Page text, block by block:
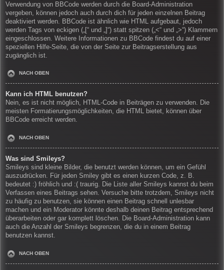
Verwendung von BBCode werden durch die Board-Administration
vergeben, können jedoch auch durch dich für jeden einzelnen Beitrag
deaktiviert werden. BBCode ist ähnlich wie HTML aufgebaut, jedoch
werden Tags von eckigen („[“ und „]“) statt spitzen („<“ und „>“) Klammern
eingeschlossen. Weitere Informationen zu BBCode findest du auf einer
speziellen Hilfe-Seite, die von der Seite zur Beitragserstellung aus
zugänglich ist.
NACH OBEN
Kann ich HTML benutzen?
Nein, es ist nicht möglich, HTML-Code in Beiträgen zu verwenden. Die
meisten Formatierungsmöglichkeiten, die HTML bietet, können über
BBCode erreicht werden.
NACH OBEN
Was sind Smileys?
Smileys sind kleine Bilder, die benutzt werden können, um ein Gefühl
auszudrücken. Für jeden Smiley gibt es einen kurzen Code, z. B.
bedeutet :) fröhlich und :( traurig. Die Liste aller Smileys kannst du beim
Verfassen eines Beitrags sehen. Versuche bitte trotzdem, Smileys nicht
zu häufig zu benutzen, sie können einen Beitrag schnell unlesbar
machen und ein Moderator könnte deshalb deinen Beitrag entsprechend
überarbeiten oder gar komplett löschen. Die Board-Administration kann
auch die Anzahl der Smileys begrenzen, die du in einem Beitrag
benutzen kannst.
NACH OBEN